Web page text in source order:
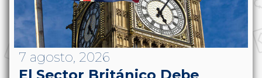
7 agosto, 2026